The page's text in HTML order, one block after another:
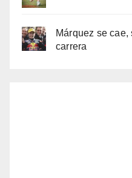
Márquez se
carrera